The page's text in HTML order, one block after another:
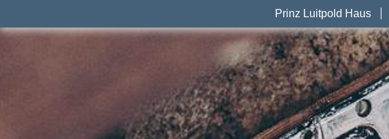
Prinz Luitpold Haus